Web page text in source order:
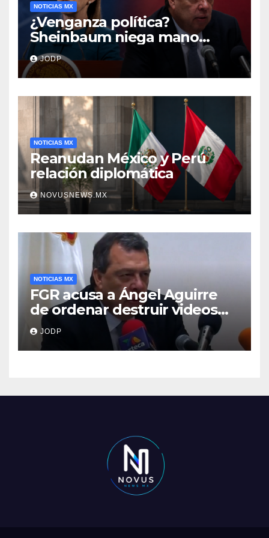
NOTICIAS MX
¿Venganza política?
Sheinbaum niega mano
negra en captura de Ángel
Aguirre
JODP
NOTICIAS MX
Reanudan México y Perú
relación diplomática
NOVUSNEWS.MX
NOTICIAS MX
FGR acusa a Ángel Aguirre
de ordenar destruir videos
clave del caso Ayotzinapa
JODP